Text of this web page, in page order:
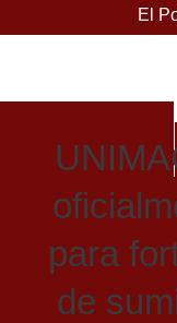
El Politécnico
para
de